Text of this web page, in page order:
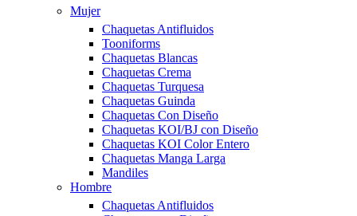
Mujer
Chaquetas Antifluidos
Tooniforms
Chaquetas Blancas
Chaquetas Crema
Chaquetas Turquesa
Chaquetas Guinda
Chaquetas Con Diseño
Chaquetas KOI/BJ con Diseño
Chaquetas KOI Color Entero
Chaquetas Manga Larga
Mandiles
Hombre
Chaquetas Antifluidos